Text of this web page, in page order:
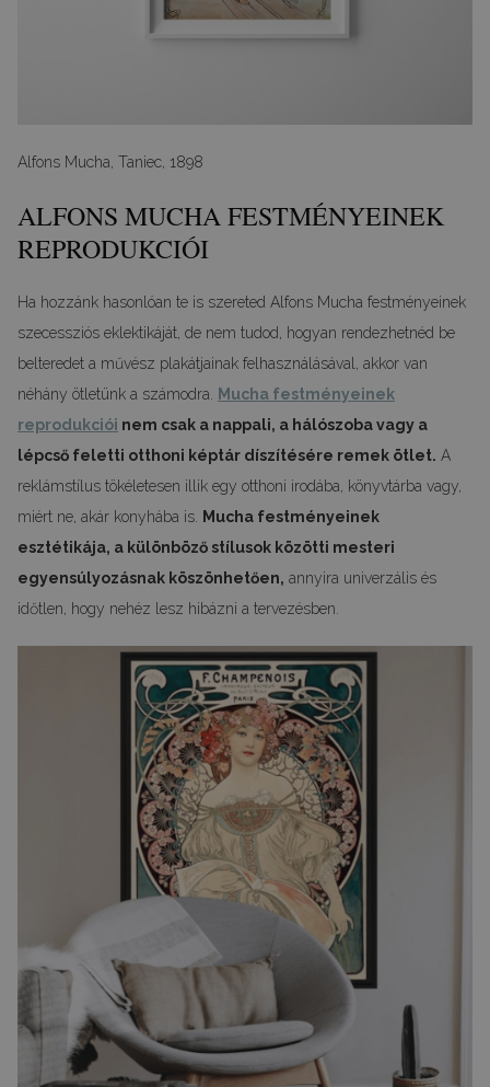
Alfons Mucha, Taniec, 1898
ALFONS MUCHA FESTMÉNYEINEK
REPRODUKCIÓI
Ha hozzánk hasonlóan te is szereted Alfons Mucha festményeinek
szecessziós eklektikáját, de nem tudod, hogyan rendezhetnéd be
belteredet a művész plakátjainak felhasználásával, akkor van
néhány ötletünk a számodra. Mucha festményeinek
reprodukciói nem csak a nappali, a hálószoba vagy a
lépcső feletti otthoni képtár díszítésére remek ötlet. A
reklámstílus tökéletesen illik egy otthoni irodába, könyvtárba vagy,
miért ne, akár konyhába is. Mucha festményeinek
esztétikája, a különböző stílusok közötti mesteri
egyensúlyozásnak köszönhetően, annyira univerzális és
időtlen, hogy nehéz lesz hibázni a tervezésben.